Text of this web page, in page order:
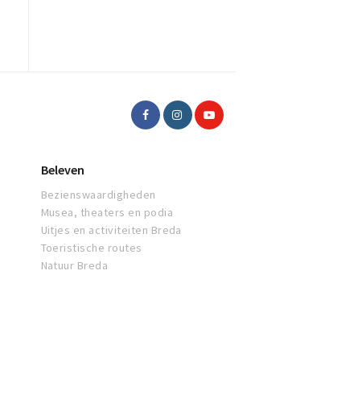
Beleven
Bezienswaardigheden
Musea, theaters en podia
Uitjes en activiteiten Breda
Toeristische routes
Natuur Breda